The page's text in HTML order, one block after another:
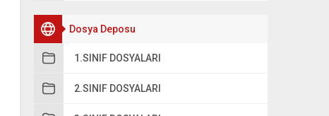
Dosya Deposu
1.SINIF DOSYALARI
2.SINIF DOSYALARI